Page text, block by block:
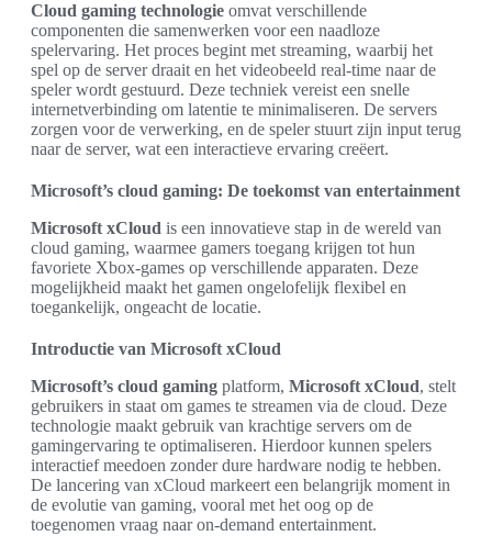
Cloud gaming technologie omvat verschillende
componenten die samenwerken voor een naadloze
spelervaring. Het proces begint met streaming, waarbij het
spel op de server draait en het videobeeld real-time naar de
speler wordt gestuurd. Deze techniek vereist een snelle
internetverbinding om latentie te minimaliseren. De servers
zorgen voor de verwerking, en de speler stuurt zijn input terug
naar de server, wat een interactieve ervaring creëert.
Microsoft’s cloud gaming: De toekomst van entertainment
Microsoft xCloud is een innovatieve stap in de wereld van
cloud gaming, waarmee gamers toegang krijgen tot hun
favoriete Xbox-games op verschillende apparaten. Deze
mogelijkheid maakt het gamen ongelofelijk flexibel en
toegankelijk, ongeacht de locatie.
Introductie van Microsoft xCloud
Microsoft’s cloud gaming platform, Microsoft xCloud, stelt
gebruikers in staat om games te streamen via de cloud. Deze
technologie maakt gebruik van krachtige servers om de
gamingervaring te optimaliseren. Hierdoor kunnen spelers
interactief meedoen zonder dure hardware nodig te hebben.
De lancering van xCloud markeert een belangrijk moment in
de evolutie van gaming, vooral met het oog op de
toegenomen vraag naar on-demand entertainment.